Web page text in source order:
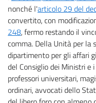
nonché l'articolo 29 del
convertito, con
248, fermo restando il
comma. Della Unità per la
dipartimento per gli affari
del Consiglio dei Ministri
professori universitari,
ordinari, avvocati dello